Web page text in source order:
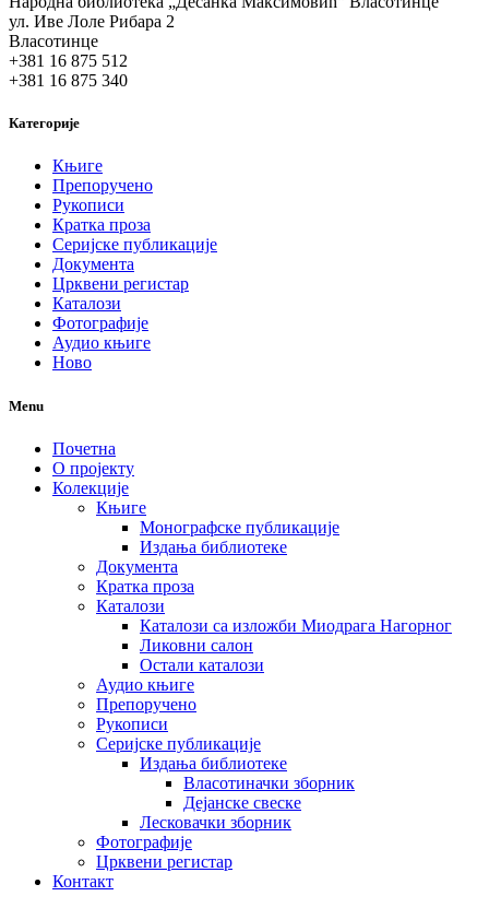
ул. Иве Лоле Рибара 2
Власотинце
+381 16 875 512
+381 16 875 340
Категорије
Књиге
Препоручено
Рукописи
Кратка проза
Серијске публикације
Документа
Црквени регистар
Каталози
Фотографије
Аудио књиге
Ново
Menu
Почетна
О пројекту
Колекције
Књиге
Монографске публикације
Издања библиотеке
Документа
Кратка проза
Каталози
Каталози са изложби Миодрага Нагорног
Ликовни салон
Остали каталози
Аудио књиге
Препоручено
Рукописи
Серијске публикације
Издања библиотеке
Власотиначки зборник
Дејанске свеске
Лесковачки зборник
Фотографије
Црквени регистар
Контакт